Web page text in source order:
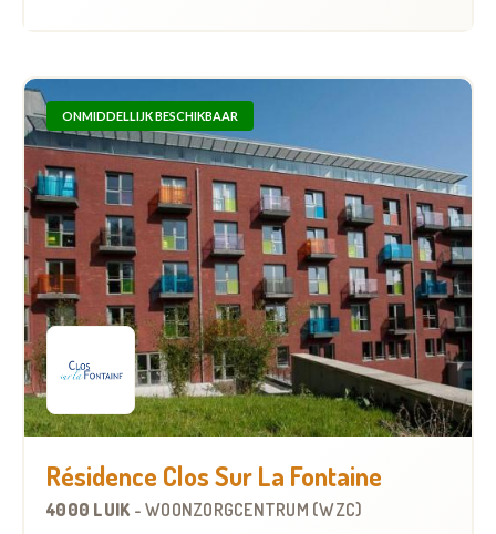
ONMIDDELLIJK BESCHIKBAAR
Résidence Clos Sur La Fontaine
4000 LUIK - WOONZORGCENTRUM (WZC)